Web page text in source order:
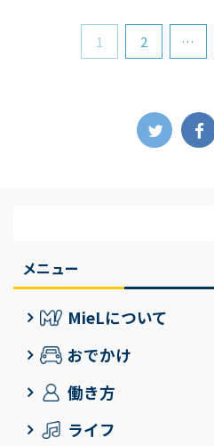
こだわったふわもちドー
ナツが人気で、土日は特
ープンし、2024年には飯
高店も仲間入りした
企業理念の元、地域で頑
張る人や団体を応援して
心に活動する和太鼓チー
ム「響座いなせ組」をこ
開催した、響座いなせ組
に所属されている「松本
仁美」さんに、公演を終
えての感想や今後の想い
についてインタビューさ
本さんはTikTokや
1 2 …
メニュー
MieLについて
おでかけ
働き方
ライフ